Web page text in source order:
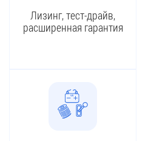
Лизинг, тест-драйв,
расширенная гарантия